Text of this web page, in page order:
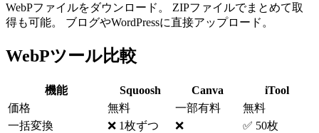
WebPファイルをダウンロード。 ZIPファイルでまとめて取
得も可能。 ブログやWordPressに直接アップロード。
WebPツール比較
機能 Squoosh Canva
iTool
価格
無料 一部有料
無料
一括変換
❌ 1枚ずつ ❌
✅ 50枚